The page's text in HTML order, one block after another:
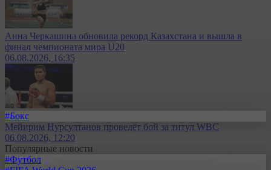
Анна Черкашина обновила рекорд Казахстана и вышла в
финал чемпионата мира U20
06.08.2026, 16:35
#Бокс
Мейирим Нурсултанов проведёт бой за титул WBC
06.08.2026, 12:20
Популярные новости
#Футбол